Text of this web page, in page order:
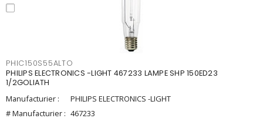
PHIC150S55ALTO
PHILIPS ELECTRONICS -LIGHT 467233 LAMPE SHP 150ED23
1/2GOLIATH
Manufacturier :
PHILIPS ELECTRONICS -LIGHT
# Manufacturier : 467233